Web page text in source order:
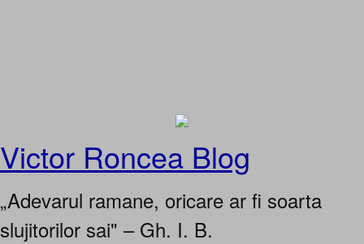
Victor Roncea Blog
„Adevarul ramane, oricare ar fi soarta
slujitorilor sai" – Gh. I. B.